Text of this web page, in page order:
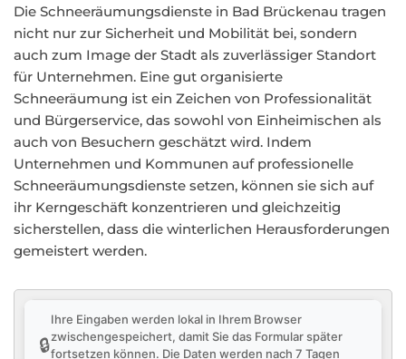
Die Schneeräumungsdienste in Bad Brückenau tragen
nicht nur zur Sicherheit und Mobilität bei, sondern
auch zum Image der Stadt als zuverlässiger Standort
für Unternehmen. Eine gut organisierte
Schneeräumung ist ein Zeichen von Professionalität
und Bürgerservice, das sowohl von Einheimischen als
auch von Besuchern geschätzt wird. Indem
Unternehmen und Kommunen auf professionelle
Schneeräumungsdienste setzen, können sie sich auf
ihr Kerngeschäft konzentrieren und gleichzeitig
sicherstellen, dass die winterlichen Herausforderungen
gemeistert werden.
🔒
Ihre Eingaben werden lokal in Ihrem Browser
zwischengespeichert, damit Sie das Formular später
fortsetzen können. Die Daten werden nach 7 Tagen